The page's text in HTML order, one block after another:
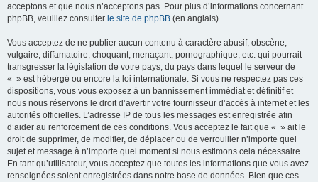
acceptons et que nous n’acceptons pas. Pour plus d’informations concernant
phpBB, veuillez consulter le site de phpBB (en anglais).
Vous acceptez de ne publier aucun contenu à caractère abusif, obscène,
vulgaire, diffamatoire, choquant, menaçant, pornographique, etc. qui pourrait
transgresser la législation de votre pays, du pays dans lequel le serveur de
« » est hébergé ou encore la loi internationale. Si vous ne respectez pas ces
dispositions, vous vous exposez à un bannissement immédiat et définitif et
nous nous réservons le droit d’avertir votre fournisseur d’accès à internet et les
autorités officielles. L’adresse IP de tous les messages est enregistrée afin
d’aider au renforcement de ces conditions. Vous acceptez le fait que « » ait le
droit de supprimer, de modifier, de déplacer ou de verrouiller n’importe quel
sujet et message à n’importe quel moment si nous estimons cela nécessaire.
En tant qu’utilisateur, vous acceptez que toutes les informations que vous avez
renseignées soient enregistrées dans notre base de données. Bien que ces